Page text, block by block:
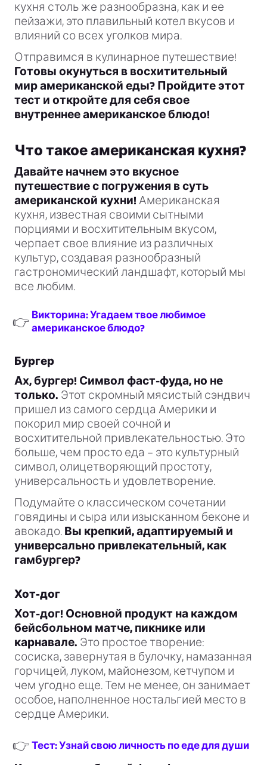
кухня столь же разнообразна, как и ее
пейзажи, это плавильный котел вкусов и
влияний со всех уголков мира.
Отправимся в кулинарное путешествие!
Готовы окунуться в восхитительный
мир американской еды? Пройдите этот
тест и откройте для себя свое
внутреннее американское блюдо!
Что такое американская кухня?
Давайте начнем это вкусное
путешествие с погружения в суть
американской кухни! Американская
кухня, известная своими сытными
порциями и восхитительным вкусом,
черпает свое влияние из различных
культур, создавая разнообразный
гастрономический ландшафт, который мы
все любим.
👉 Викторина: Угадаем твое любимое
американское блюдо?
Бургер
Ах, бургер! Символ фаст-фуда, но не
только. Этот скромный мясистый сэндвич
пришел из самого сердца Америки и
покорил мир своей сочной и
восхитительной привлекательностью. Это
больше, чем просто еда – это культурный
символ, олицетворяющий простоту,
универсальность и удовлетворение.
Подумайте о классическом сочетании
говядины и сыра или изысканном беконе и
авокадо. Вы крепкий, адаптируемый и
универсально привлекательный, как
гамбургер?
Хот-дог
Хот-дог! Основной продукт на каждом
бейсбольном матче, пикнике или
карнавале. Это простое творение:
сосиска, завернутая в булочку, намазанная
горчицей, луком, майонезом, кетчупом и
чем угодно еще. Тем не менее, он занимает
особое, наполненное ностальгией место в
сердце Америки.
👉 Тест: Узнай свою личность по еде для души